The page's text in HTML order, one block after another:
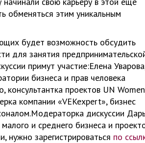
обменяться этим уникальным
будет возможность обсудить
для занятия
примут участие:Елена
бизнеса и прав человека
консультантка проектов UN
компании «VEKexpert», бизнес
дискуссии
и среднего бизнеса и
зарегистрироваться по